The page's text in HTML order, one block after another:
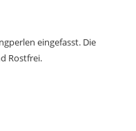
eingefasst. Die
Rostfrei.